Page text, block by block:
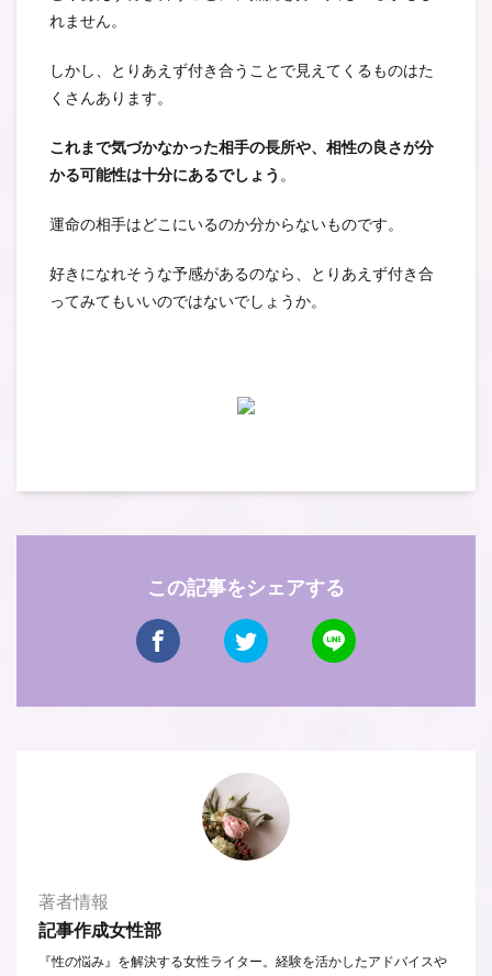
れません。
しかし、とりあえず付き合うことで見えてくるものはた
くさんあります。
これまで気づかなかった相手の長所や、相性の良さが分
かる可能性は十分にあるでしょう 。
運命の相手はどこにいるのか分からないものです。
好きになれそうな予感があるのなら、とりあえず付き合
ってみてもいいのではないでしょうか。
この記事をシェアする
著者情報
記事作成女性部
『性の悩み』を解決する女性ライター。経験を活かしたアドバイスや